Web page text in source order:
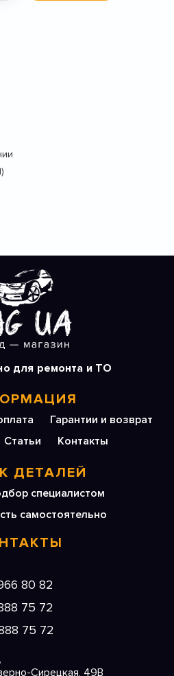
для ремонта и ТО
Гарантии и возврат
Статьи Контакты
ДЕТАЛЕЙ
специалистом
самостоятельно
80 82
75 72
75 72
Сирецкая, 49В